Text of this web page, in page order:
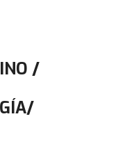
/